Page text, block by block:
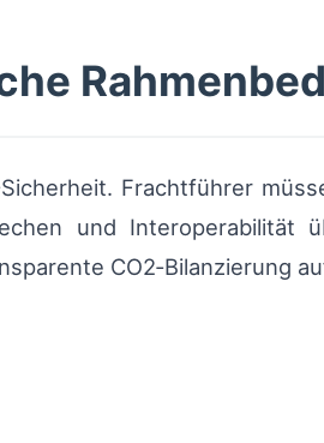
Frachtführer
und Interoperabilität
CO2‑Bilanzierung